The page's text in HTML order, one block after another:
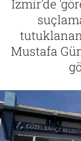
İzmir'de
Mustafa
Tarih
İletişim
Künye